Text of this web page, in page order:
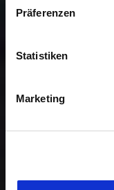
Präferenzen
Statistiken
Marketing